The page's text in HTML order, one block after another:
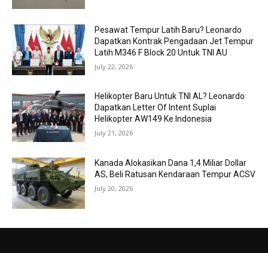
Pesawat Tempur Latih Baru? Leonardo
Dapatkan Kontrak Pengadaan Jet Tempur
Latih M346 F Block 20 Untuk TNI AU
July 22, 2026
Helikopter Baru Untuk TNI AL? Leonardo
Dapatkan Letter Of Intent Suplai
Helikopter AW149 Ke Indonesia
July 21, 2026
Kanada Alokasikan Dana 1,4 Miliar Dollar
AS, Beli Ratusan Kendaraan Tempur ACSV
July 20, 2026